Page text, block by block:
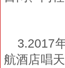
3.2017
航酒店唱